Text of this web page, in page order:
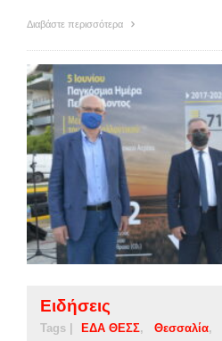
Διαβάστε περισσότερα
Ειδήσεις
Tags | ΕΔΑ ΘΕΣΣ Θεσσαλία